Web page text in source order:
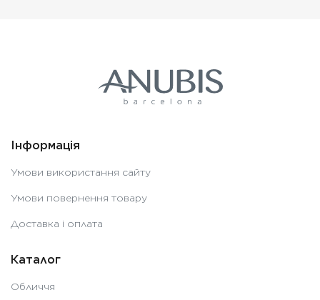
Інформація
Умови використання сайту
Умови повернення товару
Доставка і оплата
Каталог
Обличчя